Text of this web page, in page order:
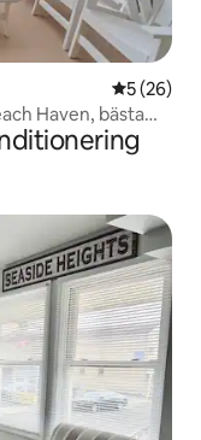
5 av 5 i
5 (26)
Haven, bästa